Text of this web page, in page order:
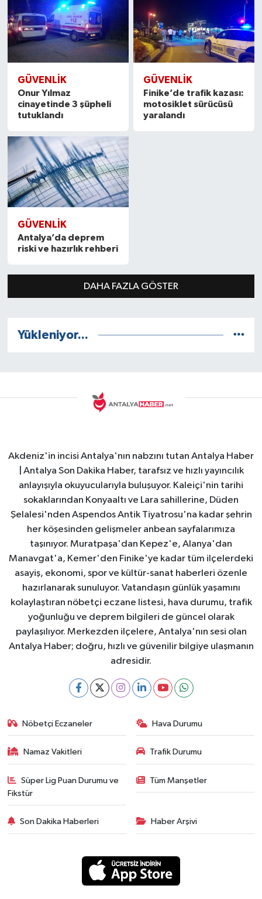
GÜVENLIK
Onur Yılmaz
cinayetinde 3 şüpheli
tutuklandı
GÜVENLIK
Finike’de trafik kazası:
motosiklet sürücüsü
yaralandı
GÜVENLIK
Antalya’da deprem
riski ve hazırlık rehberi
DAHA FAZLA GÖSTER
Yükleniyor...
Akdeniz'in incisi Antalya'nın nabzını tutan Antalya Haber
| Antalya Son Dakika Haber, tarafsız ve hızlı yayıncılık
anlayışıyla okuyucularıyla buluşuyor. Kaleiçi'nin tarihi
sokaklarından Konyaaltı ve Lara sahillerine, Düden
Şelalesi'nden Aspendos Antik Tiyatrosu'na kadar şehrin
her köşesinden gelişmeler anbean sayfalarımıza
taşınıyor. Muratpaşa'dan Kepez'e, Alanya'dan
Manavgat'a, Kemer'den Finike'ye kadar tüm ilçelerdeki
asayiş, ekonomi, spor ve kültür-sanat haberleri özenle
hazırlanarak sunuluyor. Vatandaşın günlük yaşamını
kolaylaştıran nöbetçi eczane listesi, hava durumu, trafik
yoğunluğu ve deprem bilgileri de güncel olarak
paylaşılıyor. Merkezden ilçelere, Antalya'nın sesi olan
Antalya Haber; doğru, hızlı ve güvenilir bilgiye ulaşmanın
adresidir.
Nöbetçi Eczaneler Hava Durumu
Namaz Vakitleri Trafik Durumu
Süper Lig Puan Durumu ve
Fikstür
Tüm Manşetler
Son Dakika Haberleri Haber Arşivi